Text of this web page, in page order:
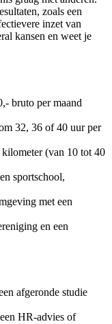
zoals een
inzet van
kansen en weet je
bruto per maand
32, 36 of 40 uur per
(van 10 tot 40
sportschool,
met een
en een
afgeronde studie
HR-advies of